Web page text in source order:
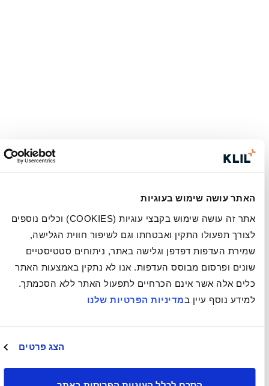
האתר עושה שימוש בעוגיות
אתר זה עושה שימוש בקבצי עוגיות (COOKIES) וכלים נוספים
לצורך תפעולו התקין ואבטחתו וגם לשיפור חווית הגלישה,
שמירת העדפות דפדפן וגלישה באתר, ניתוחים סטטיסטיים
שונים ופרסום מבוסס העדפות. אנו לא נתקין באמצעות האתר
כלים אלה אשר אינם הכרחיים לתפעול האתר ללא הסכמתך.
למידע נוסף עיין במדיניות הפרטיות שלנו
הצג פרטים